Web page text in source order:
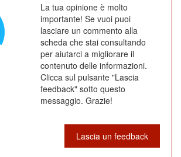
La tua opinione è molto
importante! Se vuoi puoi
lasciare un commento alla
scheda che stai consultando
per aiutarci a migliorare il
contenuto delle informazioni.
Clicca sul pulsante "Lascia
feedback" sotto questo
messaggio. Grazie!
Lascia un feedback